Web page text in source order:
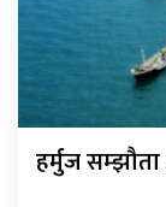
हर्मुज